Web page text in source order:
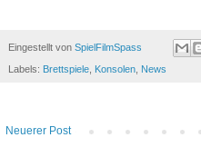
Eingestellt von SpielFilmSpass
Labels: Brettspiele, Konsolen, News
Neuerer Post